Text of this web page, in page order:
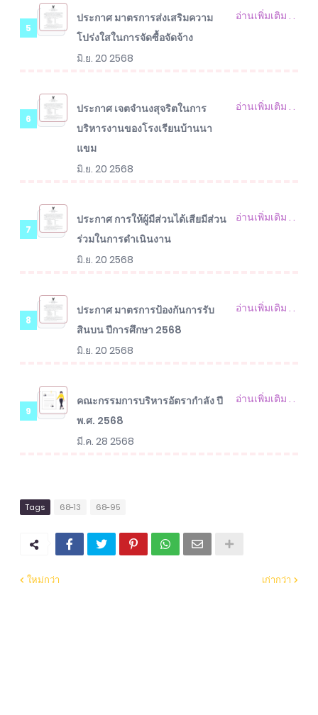
5
ประกาศ มาตรการส่งเสริมความ
โปร่งใสในการจัดซื้อจัดจ้าง
มิ.ย. 20 2568
อ่านเพิ่มเติม . .
6
ประกาศ เจตจำนงสุจริตในการ
บริหารงานของโรงเรียนบ้านนา
แขม
มิ.ย. 20 2568
อ่านเพิ่มเติม . .
7
ประกาศ การให้ผู้มีส่วนได้เสียมีส่วน
ร่วมในการดําเนินงาน
มิ.ย. 20 2568
อ่านเพิ่มเติม . .
8
ประกาศ มาตรการป้องกันการรับ
สินบน ปีการศึกษา 2568
มิ.ย. 20 2568
อ่านเพิ่มเติม . .
9
คณะกรรมการบริหารอัตรากำลัง ปี
พ.ศ. 2568
มี.ค. 28 2568
อ่านเพิ่มเติม . .
Tags 68-13 68-95
ใหม่กว่า เก่ากว่า